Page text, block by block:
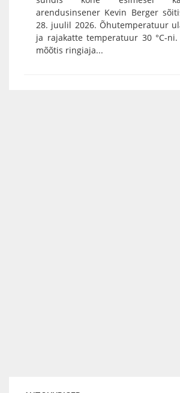
arendusinsener Kevin Berger
28. juulil 2026. Õhutemperatuur
ja rajakatte temperatuur 30 °C-
mõõtis ringiaja...